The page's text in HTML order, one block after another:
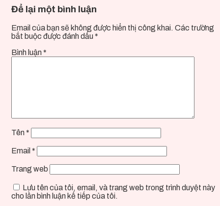
Để lại một bình luận
Email của bạn sẽ không được hiển thị công khai. Các trường
bắt buộc được đánh dấu *
Bình luận *
Tên *
Email *
Trang web
Lưu tên của tôi, email, và trang web trong trình duyệt này
cho lần bình luận kế tiếp của tôi.